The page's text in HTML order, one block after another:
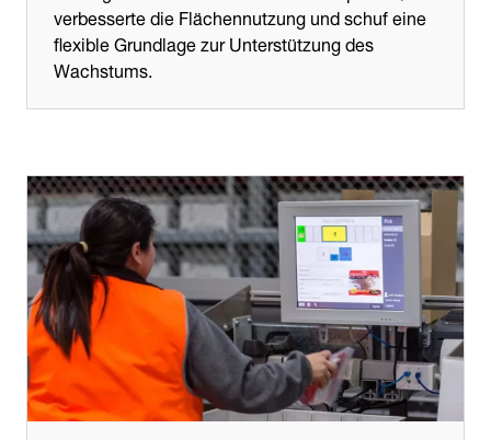
verbesserte die Flächennutzung und schuf eine
flexible Grundlage zur Unterstützung des
Wachstums.